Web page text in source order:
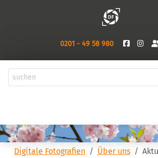
0201 - 49 58 980
Digitale Fotografien Über uns